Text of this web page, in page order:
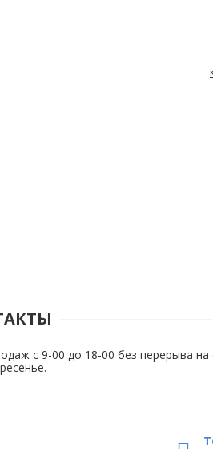
с 9-00 до 18-00 без перерыва на